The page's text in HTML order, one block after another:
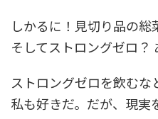
しかるに！見切り品の総
そしてストロングゼロ？
ストロングゼロを飲む
私も好きだ。だが、現実